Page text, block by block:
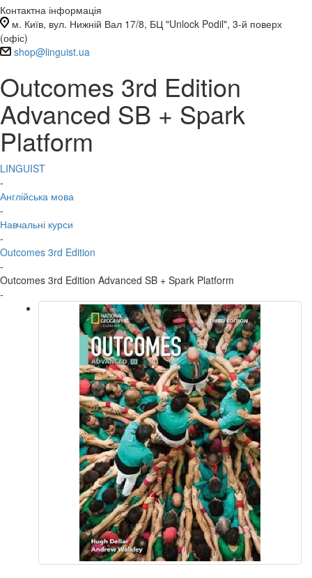
Контактна інформація
м. Київ, вул. Нижній Вал 17/8, БЦ "Unlock Podil", 3-й поверх
(офіс)
shop@linguist.ua
Outcomes 3rd Edition
Advanced SB + Spark
Platform
LINGUIST
-
Англійська мова
-
Навчальні курси
-
Outcomes 3rd Edition
-
Outcomes 3rd Edition Advanced SB + Spark Platform
-